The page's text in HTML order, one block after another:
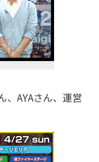
、AYAさん、運営